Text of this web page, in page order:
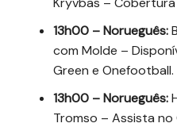
13h00 – Norueguês:
com Molde –
Green e Onefootball.
13h00 – Norueguês:
Tromso – Assista